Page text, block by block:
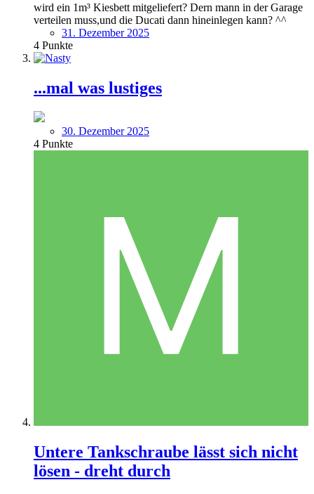
wird ein 1m³ Kiesbett mitgeliefert? Dern mann in der Garage
verteilen muss,und die Ducati dann hineinlegen kann? ^^
31. Dezember 2025
4 Punkte
...mal was lustiges
30. Dezember 2025
4 Punkte
Untere Tankschraube lässt sich nicht
lösen - dreht durch